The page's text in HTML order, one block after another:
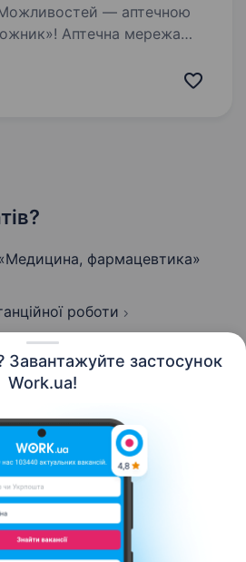
Завантажуйте застосунок
Work.ua!
— аптечною
Аптечна мережа
понад 2000 аптек і
«Медицина, фармацевтика»
роботи
Про нас Кар’єра